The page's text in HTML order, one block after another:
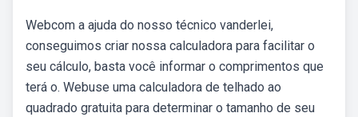
Webcom a ajuda do nosso técnico vanderlei,
conseguimos criar nossa calculadora para facilitar o
seu cálculo, basta você informar o comprimentos que
terá o. Webuse uma calculadora de telhado ao
quadrado gratuita para determinar o tamanho de seu